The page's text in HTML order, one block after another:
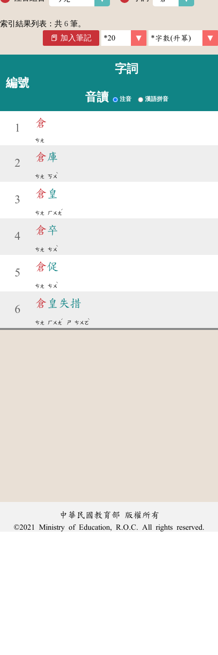
索引結果列表：共 6 筆。
加入筆記
編號
字詞
音讀 注音 漢語拼音
1 倉
ㄘㄤ
2
倉庫
ㄘㄤ ㄎㄨ
ˋ
3
倉 皇
ㄘㄤ ㄏㄨㄤ
ˊ
4
倉卒
ㄘㄤ ㄘㄨ
ˋ
5
倉促
ㄘㄤ ㄘㄨ
ˋ
6
倉 皇失措
ㄘㄤ ㄏㄨㄤ
ˊ
ㄕ ㄘㄨㄛ
ˋ
中華民國教育部 版權所有
©2021 Ministry of Education, R.O.C. All rights reserved.